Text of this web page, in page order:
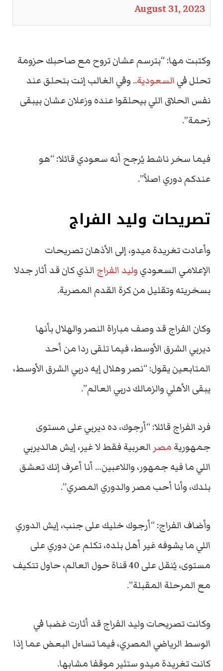
August 31, 2023
وكتبت مها: “بترسم عشان تروح مع صاحبك حزومة
تحلل فيالسعودية.. وفي الغالب إنت بتحلق عند
نفس الحلاق اللي بيحلقوا عنده وزعلان عشان بيبقى
زحمة”.
فيما سخر ناشط يُرجح أنه سعودي قائلا: “هو
عندكم دوري اصلاً”.
تصريحات وليد الفراج
وأعادت تغريدة ميدو، إلى الأذهان تصريحات
الإعلامي السعوديوليد الفراج الذي كان قد أثار جدلا
بسخريته وتقليل من كرة القدم المصرية.
وكان الفراج قد وصف مباراة النصر والهلال بأنها
ديربي الشرق الأوسط، فيما تلقى ردا من أحد
المتابعين يقول: “نصر وهلال إيه دربي الشرق الأوسط،
يبقى الأهلي والزمالك دربي العالم”.
فرد الفراج قائلا: “أرجوك، ده ديربي على مستوى
جمهوريةمصر العربية فقط لا غير، إيش هالديربي
اللي ما فيه جمهور، واللاعبين… أنا أعرف إنك تعشق
بلدك، وأنا أحب مصر والدوري المصري”.
وأضاف الفراج: “أرجوك خليك على جنب، إيش الدوري
اللي ما يشوفه غير أهل بلده، تكلم عن دوري على
مستوى، يُنقل على 40 قناة حول العالم، حاول تتكيف
مع المرحلة المقبلة”.
وكانت تصريحات وليد الفراج قد أثارت غضبا في
الوسط الرياضي المصري، فيما تساءل البعض عما إذا
كانت تغريدة ميدو ستثير موقفا مشابها.